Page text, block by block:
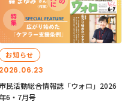
2026.06.23
お知らせ
市民活動総合情報誌「ウォロ」2026
年6・7月号